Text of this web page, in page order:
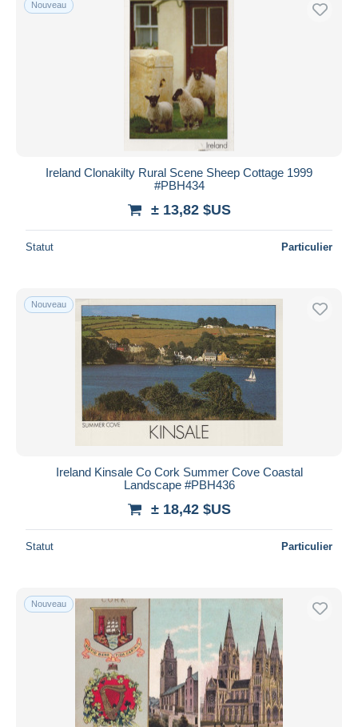
Uniquement en réduction
Livraison gratuite
Méthodes de paiement
Virement bancaire
Bancontact
Maestro
Monde entier
Appliquer
Nouveau
Ireland Clonakilty Rural Scene Sheep Cottage 1999
#PBH434
± 13,82 $US
Statut Particulier
Nouveau
Ireland Kinsale Co Cork Summer Cove Coastal
Landscape #PBH436
± 18,42 $US
Statut Particulier
Nouveau